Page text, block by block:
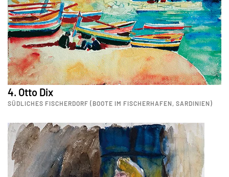
4. Otto Dix
SÜDLICHES FISCHERDORF (BOOTE IM FISCHERHAFEN, SARDINIEN)